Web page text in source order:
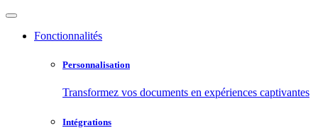
Fonctionnalités
Personnalisation
Transformez vos documents en expériences captivantes
Intégrations